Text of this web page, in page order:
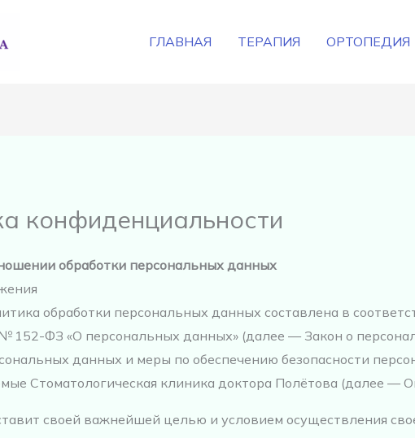
ГЛАВНАЯ ТЕРАПИЯ ОРТОПЕДИЯ
конфиденциальности
обработки персональных данных
обработки персональных данных составлена в
152-ФЗ «О персональных данных» (далее — Закон о
данных и меры по обеспечению безопасности
Стоматологическая клиника доктора Полётова (далее —
своей важнейшей целью и условием осуществления